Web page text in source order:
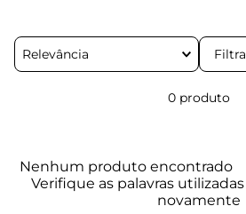
Relevância
0 produto
Nenhum produto encontrado